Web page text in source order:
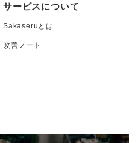
サービスについて
Sakaseruとは
改善ノート